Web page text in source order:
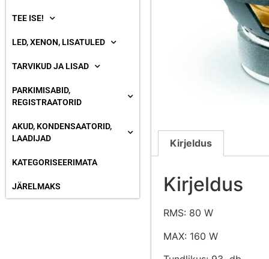
TEE ISE!
LED, XENON, LISATULED
TARVIKUD JA LISAD
PARKIMISABID,
REGISTRAATORID
AKUD, KONDENSAATORID,
LAADIJAD
KATEGORISEERIMATA
JÄRELMAKS
Kirjeldus
Kirjeldus
RMS: 80 W
MAX: 160 W